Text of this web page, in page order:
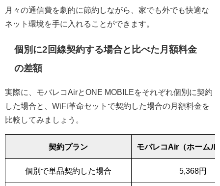
月々の通信費を劇的に節約しながら、家でも外でも快適な
ネット環境を手に入れることができます。
個別に2回線契約する場合と比べた月額料金
の差額
実際に、モバレコAirとONE MOBILEをそれぞれ個別に契約
した場合と、WiFi革命セットで契約した場合の月額料金を
比較してみましょう。
契約プラン モバレコAir（ホームル
個別で単品契約した場合 5,368円